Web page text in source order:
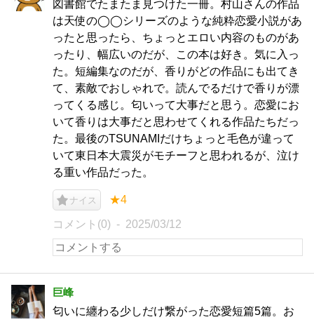
図書館でたまたま見つけた一冊。村山さんの作品
は天使の◯◯シリーズのような純粋恋愛小説があ
ったと思ったら、ちょっとエロい内容のものがあ
ったり、幅広いのだが、この本は好き。気に入っ
た。短編集なのだが、香りがどの作品にも出てき
て、素敵でおしゃれで。読んでるだけで香りが漂
ってくる感じ。匂いって大事だと思う。恋愛にお
いて香りは大事だと思わせてくれる作品たちだっ
た。最後のTSUNAMIだけちょっと毛色が違って
いて東日本大震災がモチーフと思われるが、泣け
る重い作品だった。
ナイス ★4
コメント(0) 2025/03/12
巨峰
匂いに纏わる少しだけ繋がった恋愛短篇5篇。お